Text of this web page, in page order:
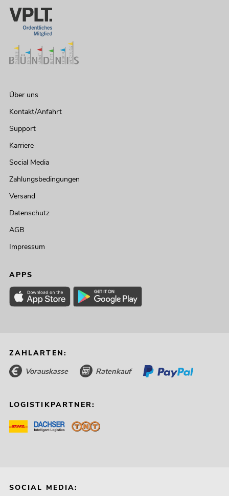
Über uns
Kontakt/Anfahrt
Support
Karriere
Social Media
Zahlungsbedingungen
Versand
Datenschutz
AGB
Impressum
APPS
ZAHLARTEN:
Vorauskasse Ratenkauf
LOGISTIKPARTNER:
SOCIAL MEDIA: